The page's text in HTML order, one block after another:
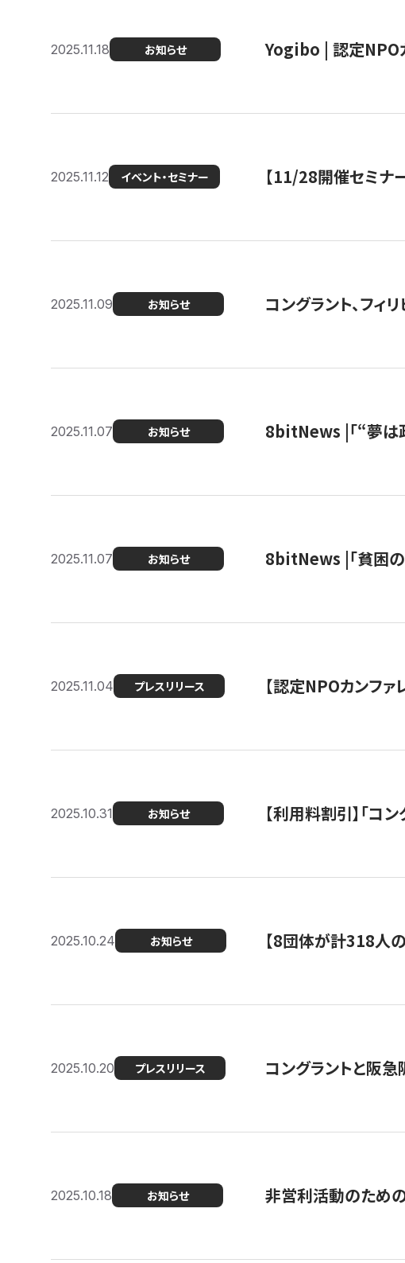
2025.11.18 お知らせ Yogibo | 認定NPO
2025.11.12 イベント・セミナー 【11/28開催セミナ
2025.11.09 お知らせ コングラント、フ
2025.11.07 お知らせ 8bitNews |「“夢は
2025.11.07 お知らせ 8bitNews |「貧困の
2025.11.04 プレスリリース 【認定NPOカンフ
2025.10.31 お知らせ 【利用料割引】「
2025.10.24 お知らせ 【8団体が計318人
2025.10.20 プレスリリース コングラントと阪急
2025.10.18 お知らせ 非営利活動のため